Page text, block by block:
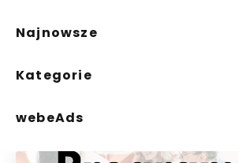
Najnowsze
Kategorie
webeAds